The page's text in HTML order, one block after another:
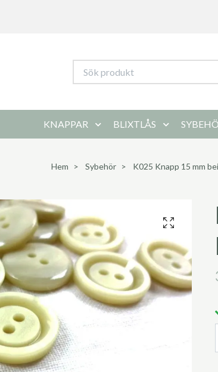
KNAPPAR BLIXTLÅS
Hem Sybehör K025 Knapp 15 mm